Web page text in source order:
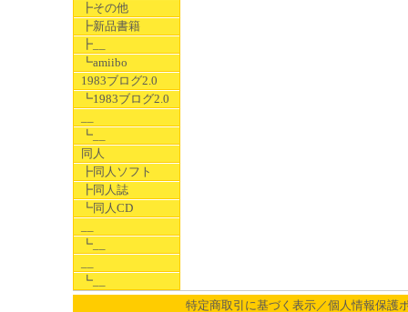
┣その他
┣新品書籍
┣__
┗amiibo
1983ブログ2.0
┗1983ブログ2.0
┗__
同人
┣同人ソフト
┣同人誌
┗同人CD
┗__
┗__
特定商取引に基づく表示／個人情報保護